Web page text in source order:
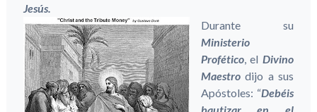
Jesús.
Durante su
Ministerio
Profético, el Divino
Maestrodijo a sus
Apóstoles: “Debéis
bautizar en el